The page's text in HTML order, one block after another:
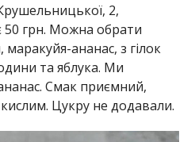
2,
50 грн. Можна обрати
ананас, з гілок
та яблука. Ми
Смак приємний,
Цукру не додавали.